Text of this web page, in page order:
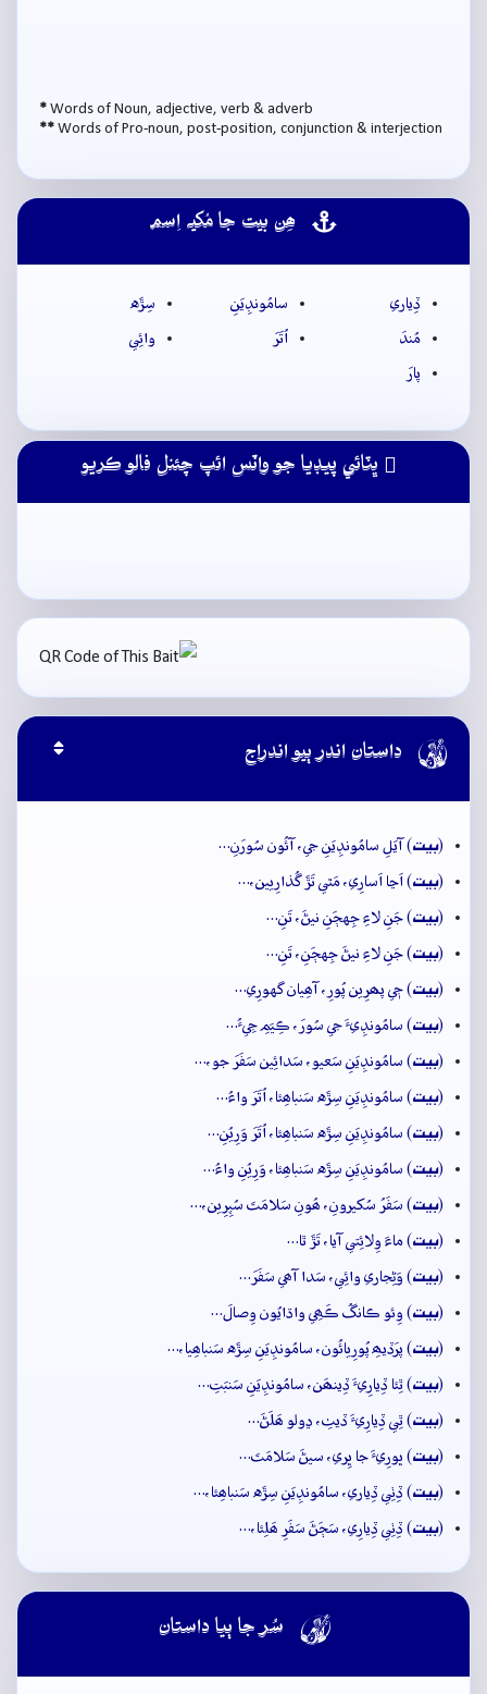
* Words of Noun, adjective, verb & adverb
** Words of Pro-noun, post-position, conjunction & interjection
ھِن بيت جا مُکيہ اِسم
ڏِياري سامُونڊِيَنِ
سِڙَه
مُندَ
اُتَرَ
وائِي
پارَ
ڀٽائي پيڊيا جو واٽس ائپ چئنل فالو ڪريو
 داستان اندر ٻيو اندراج
(بيت) آيَلِ سامُونڊِيَنِ جي، آئُون سُورَنِ…
(بيت) اَڃا اَسارِي، مَٿي تَڙَ گُذارِيين،…
(بيت) جَنِ لاءِ جِهڄَنِ نيڻَ، تَنِ…
(بيت) جَنِ لاءِ نيڻَ جِهڄَنِ، تَنِ…
(بيت) جٖي پھرِين پُورِ، آھِيان گهورِي…
(بيت) سامُونڊِيءَ جي سُورَ، ڪِيَمِ جِيءُ…
(بيت) سامُونڊِيَنِ سَعيو، سَدائِين سَفَرَ جو،…
(بيت) سامُونڊِيَنِ سِڙَه سَنباھِئا، اُتَرَ واءُ…
(بيت) سامُونڊِيَنِ سِڙَه سَنباھِئا، اُتَرَ وَرِيُنِ…
(بيت) سامُونڊِيَنِ سِڙَه سَنباھِئا، وَرِيُنِ واءُ…
(بيت) سَفَرُ سُکيرونِ، ھُونِ سَلامَتَ سُپِرِين،…
(بيت) ماءَ وِلائِتي آيا، تَڙَ ٿا…
(بيت) وَڻِجاري وائِي، سَدا آھي سَفَرَ…
(بيت) وِئو ڪانگُ ڪَھِي واڌايُون وِصالَ…
(بيت) پرَڏيھِ پُورِيائُون، سامُونڊِيَنِ سِڙَه سَنباھِيا،…
(بيت) ٿِئا ڏِيارِيءَ ڏِينھَن، سامُونڊِيَنِ سَنبَتِ…
(بيت) ٿِي ڏِيارِيءَ ڏيٺِ، ڍولو ھَلَڻَ…
(بيت) ڀورِيءَ جا ڀِري، سيڻَ سَلامَتَ…
(بيت) ڏِٺِي ڏِياري، سامُونڊِيَنِ سِڙَه سَنباھِئا،…
(بيت) ڏِٺِي ڏِيارِي، سَڄَڻَ سَفَرِ ھَلِئا،…
 سُر جا ٻيا داستان